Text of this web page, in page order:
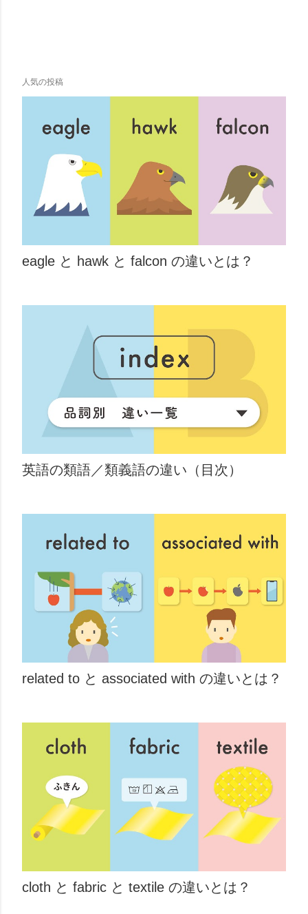
人気の投稿
eagle と hawk と falcon の違いとは？
英語の類語／類義語の違い（目次）
related to と associated with の違いとは？
cloth と fabric と textile の違いとは？